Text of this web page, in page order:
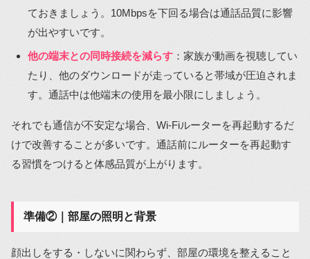
ておきましょう。10Mbpsを下回る場合は通話品質に影響
が出やすいです。
他の端末との同時接続を減らす ：家族が動画を視聴してい
たり、他のダウンロードが走っていると帯域が圧迫されま
す。通話中は他端末の使用を最小限にしましょう。
それでも通信が不安定な場合、Wi-Fiルーターを再起動するだ
けで改善することが多いです。通話前にルーターを再起動す
る習慣をつけると体感品質が上がります。
準備②｜部屋の照明と背景
顔出しをする・しないに関わらず、部屋の環境を整えること